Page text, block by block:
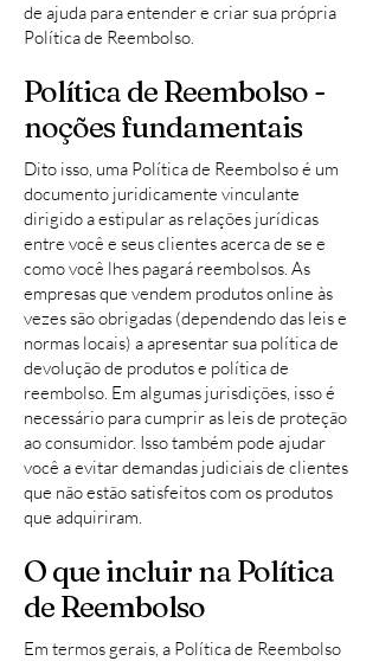
de ajuda para entender e criar sua própria
Política de Reembolso.
Política de Reembolso -
noções fundamentais
Dito isso, uma Política de Reembolso é um
documento juridicamente vinculante
dirigido a estipular as relações jurídicas
entre você e seus clientes acerca de se e
como você lhes pagará reembolsos. As
empresas que vendem produtos online às
vezes são obrigadas (dependendo das leis e
normas locais) a apresentar sua política de
devolução de produtos e política de
reembolso. Em algumas jurisdições, isso é
necessário para cumprir as leis de proteção
ao consumidor. Isso também pode ajudar
você a evitar demandas judiciais de clientes
que não estão satisfeitos com os produtos
que adquiriram.
O que incluir na Política
de Reembolso
Em termos gerais, a Política de Reembolso